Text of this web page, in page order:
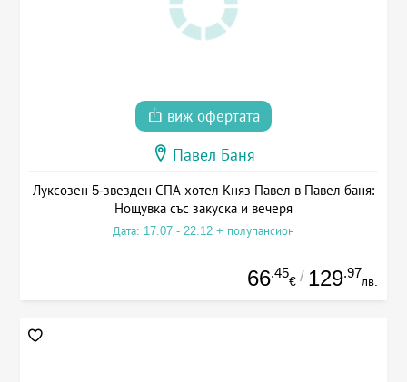
виж офертата
Павел Баня
Луксозен 5-звезден СПА хотел Княз Павел в Павел баня:
Нощувка със закуска и вечеря
Дата: 17.07 - 22.12 + полупансион
66.45
€ / 129.97
лв.